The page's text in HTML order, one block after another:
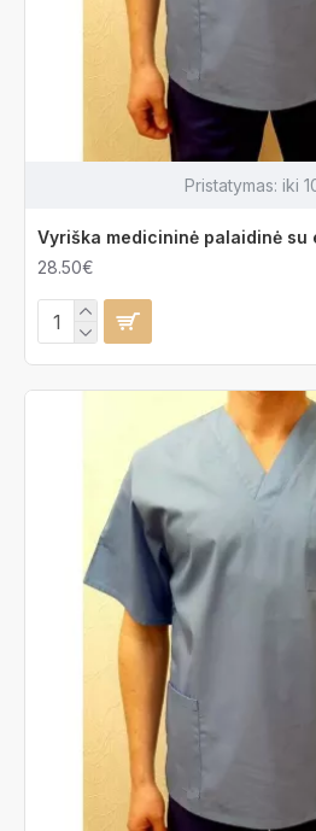
Pristatymas: iki
Vyriška medicininė palaidinė su
28.50€